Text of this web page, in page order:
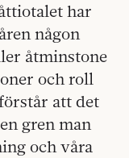
har
någon
åtminstone
och roll
att det
gren man
och våra